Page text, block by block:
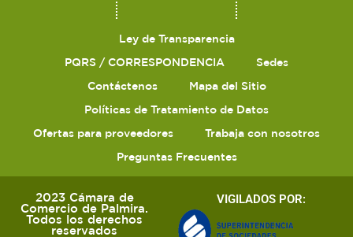
Ley de Transparencia
PQRS / CORRESPONDENCIA
Sedes
Contáctenos
Mapa del Sitio
Políticas de Tratamiento de Datos
Ofertas para proveedores
Trabaja con nosotros
Preguntas Frecuentes
2023 Cámara de
Comercio de Palmira.
Todos los derechos
reservados
VIGILADOS POR: